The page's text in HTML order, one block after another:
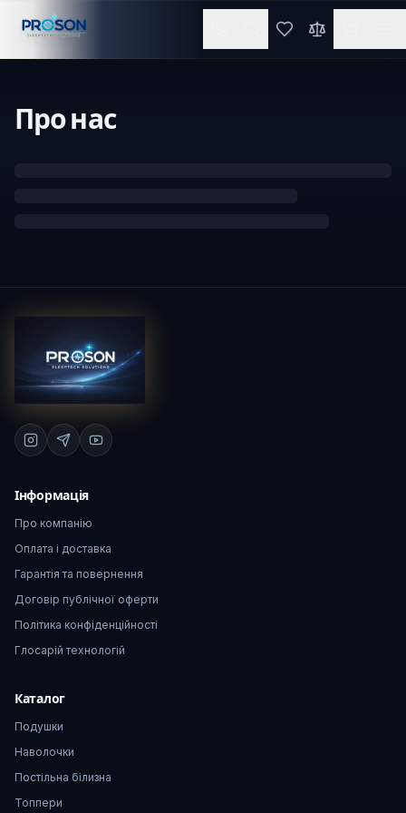
Про нас
Інформація
Про компанію
Оплата і доставка
Гарантія та повернення
Договір публічної оферти
Політика конфіденційності
Глосарій технологій
Каталог
Подушки
Наволочки
Постільна білизна
Топпери